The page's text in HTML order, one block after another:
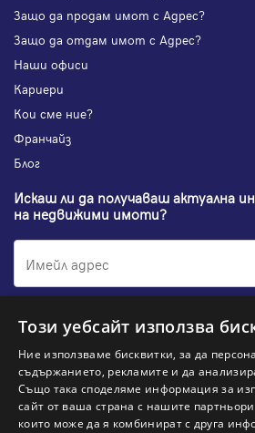
Защо да продам имот с Адрес?
Защо да отдам имот с Адрес?
Наши офиси
Кариери
Кои сме ние?
Франчайз
Блог
Искаш ли да получаваш актуална
на недвижими имоти?
Абонирам се
НАЙ-ПОПУЛЯРНИ ТЪРСЕНИЯ:
Този уебсайт използва
Ние използваме бисквитки, за да
съдържанието, рекламите и да
Също така споделяме информация за
сайт от ваша страна с нашите
които може да я комбинират с друга